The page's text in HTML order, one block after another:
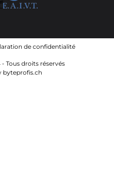
de confidentialité
Tous droits réservés
byteprofis.ch